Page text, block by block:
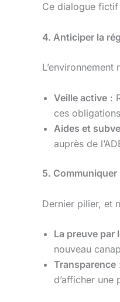
Ce dialogue fictif
4. Anticiper la
Veille active :
ces
Aides et
auprès de
5.
Dernier pilier, et
La preuve par
nouveau
Transparence
d’afficher une